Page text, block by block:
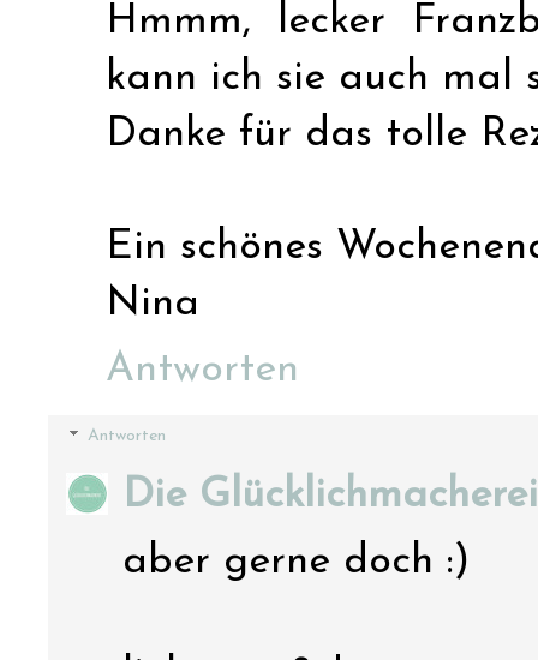
Hmmm, lecker
kann ich sie auch mal
Danke für das tolle
Ein schönes
Nina
Antworten
Antworten
Die Glücklichmacherei
aber gerne doch :)